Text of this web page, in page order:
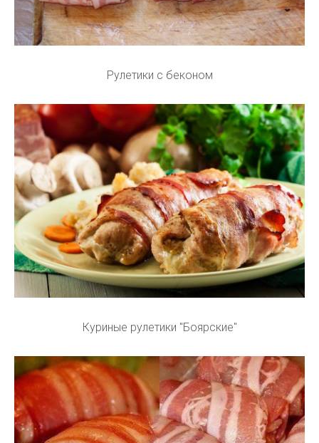
Рулетики с беконом
Куриные рулетики "Боярские"